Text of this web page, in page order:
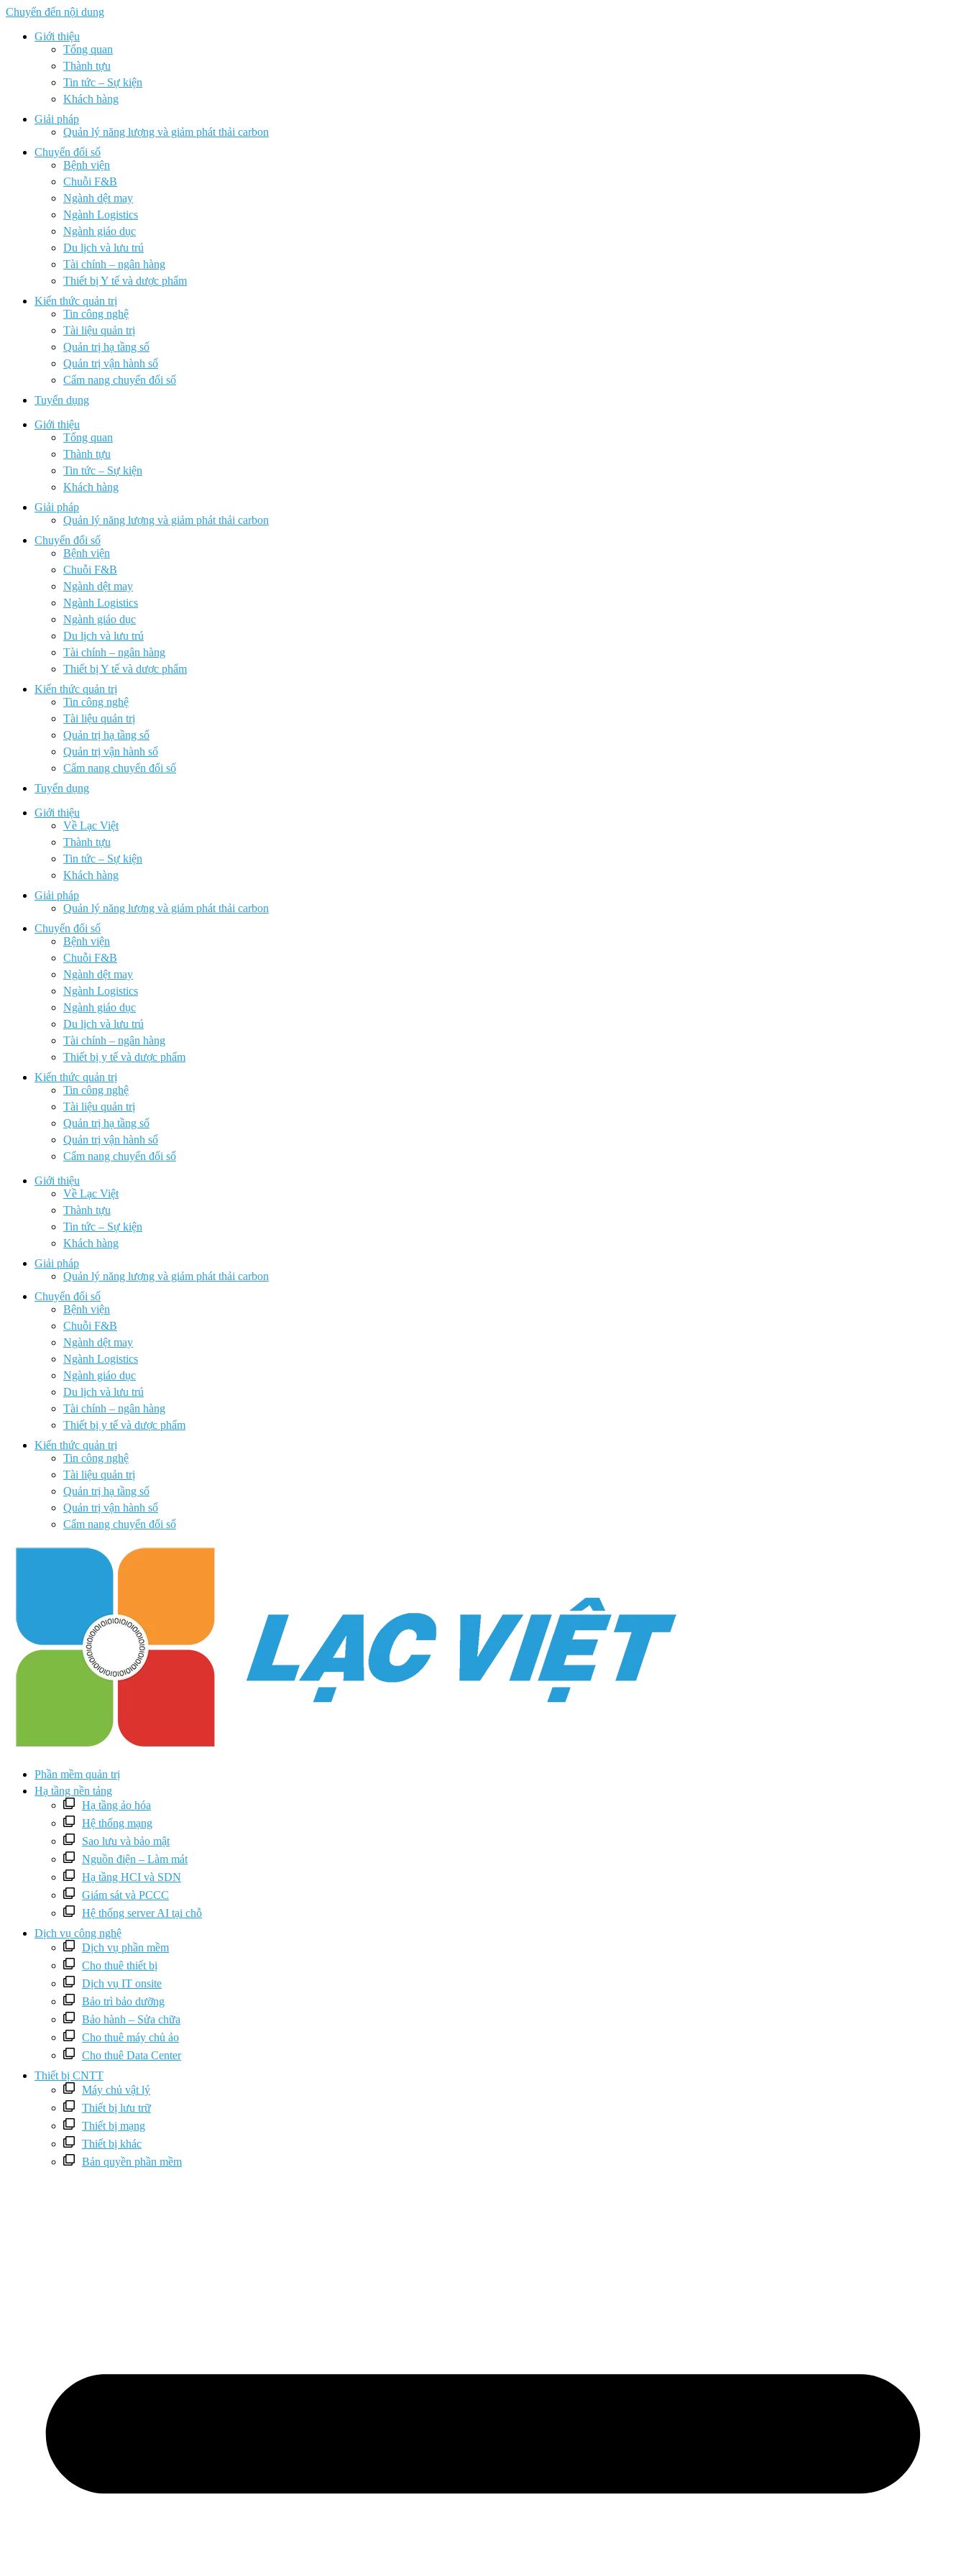
Chuyển đến nội dung
Giới thiệu
Tổng quan
Thành tựu
Tin tức – Sự kiện
Khách hàng
Giải pháp
Quản lý năng lượng và giảm phát thải carbon
Chuyển đổi số
Bệnh viện
Chuỗi F&B
Ngành dệt may
Ngành Logistics
Ngành giáo dục
Du lịch và lưu trú
Tài chính – ngân hàng
Thiết bị Y tế và dược phẩm
Kiến thức quản trị
Tin công nghệ
Tài liệu quản trị
Quản trị hạ tầng số
Quản trị vận hành số
Cẩm nang chuyển đổi số
Tuyển dụng
Giới thiệu
Tổng quan
Thành tựu
Tin tức – Sự kiện
Khách hàng
Giải pháp
Quản lý năng lượng và giảm phát thải carbon
Chuyển đổi số
Bệnh viện
Chuỗi F&B
Ngành dệt may
Ngành Logistics
Ngành giáo dục
Du lịch và lưu trú
Tài chính – ngân hàng
Thiết bị Y tế và dược phẩm
Kiến thức quản trị
Tin công nghệ
Tài liệu quản trị
Quản trị hạ tầng số
Quản trị vận hành số
Cẩm nang chuyển đổi số
Tuyển dụng
Giới thiệu
Về Lạc Việt
Thành tựu
Tin tức – Sự kiện
Khách hàng
Giải pháp
Quản lý năng lượng và giảm phát thải carbon
Chuyển đổi số
Bệnh viện
Chuỗi F&B
Ngành dệt may
Ngành Logistics
Ngành giáo dục
Du lịch và lưu trú
Tài chính – ngân hàng
Thiết bị y tế và dược phẩm
Kiến thức quản trị
Tin công nghệ
Tài liệu quản trị
Quản trị hạ tầng số
Quản trị vận hành số
Cẩm nang chuyển đổi số
Giới thiệu
Về Lạc Việt
Thành tựu
Tin tức – Sự kiện
Khách hàng
Giải pháp
Quản lý năng lượng và giảm phát thải carbon
Chuyển đổi số
Bệnh viện
Chuỗi F&B
Ngành dệt may
Ngành Logistics
Ngành giáo dục
Du lịch và lưu trú
Tài chính – ngân hàng
Thiết bị y tế và dược phẩm
Kiến thức quản trị
Tin công nghệ
Tài liệu quản trị
Quản trị hạ tầng số
Quản trị vận hành số
Cẩm nang chuyển đổi số
Phần mềm quản trị
Hạ tầng nền tảng
Hạ tầng ảo hóa
Hệ thống mạng
Sao lưu và bảo mật
Nguồn điện – Làm mát
Hạ tầng HCI và SDN
Giám sát và PCCC
Hệ thống server AI tại chỗ
Dịch vụ công nghệ
Dịch vụ phần mềm
Cho thuê thiết bị
Dịch vụ IT onsite
Bảo trì bảo dưỡng
Bảo hành – Sửa chữa
Cho thuê máy chủ ảo
Cho thuê Data Center
Thiết bị CNTT
Máy chủ vật lý
Thiết bị lưu trữ
Thiết bị mạng
Thiết bị khác
Bản quyền phần mềm